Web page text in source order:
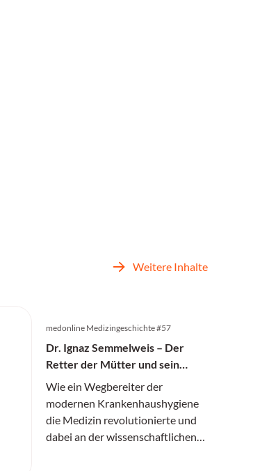
Weitere Inhalte
medonline Medizingeschichte #57
Dr. Ignaz Semmelweis – Der
Retter der Mütter und sein
gewaltsamer Tod in der
Irrenanstalt
Wie ein Wegbereiter der
modernen Krankenhaushygiene
die Medizin revolutionierte und
dabei an der wissenschaftlichen